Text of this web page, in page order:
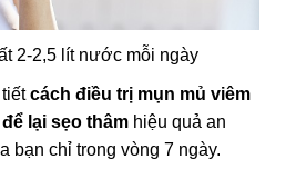
2-2,5 lít nước mỗi ngày
tiếtcách điều trị mụn mủ viêm
lại sẹo thâm hiệu quả an
bạn chỉ trong vòng 7 ngày.